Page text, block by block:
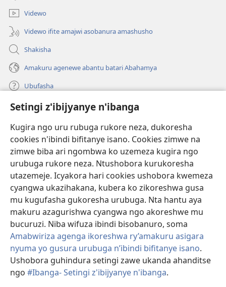
Setingi z'ibijyanye n'ibanga
Kugira ngo uru rubuga rukore neza, dukoresha
cookies n'ibindi bifitanye isano. Cookies zimwe na
zimwe biba ari ngombwa ko uzemeza kugira ngo
urubuga rukore neza. Ntushobora kurukoresha
utazemeje. Icyakora hari cookies ushobora kwemeza
cyangwa ukazihakana, kubera ko zikoreshwa gusa
mu kugufasha gukoresha urubuga. Nta hantu aya
makuru azagurishwa cyangwa ngo akoreshwe mu
bucuruzi. Niba wifuza ibindi bisobanuro, soma
Amabwiriza agenga ikoreshwa ry’amakuru asigara
nyuma yo gusura urubuga n’ibindi bifitanye isano.
Ushobora guhindura setingi zawe ukanda ahanditse
ngo #Ibanga- Setingi z'ibijyanye n'ibanga.
Videwo
Videwo ifite amajwi asobanura amashusho
Shakisha
Amakuru agenewe abantu batari Abahamya
Ubufasha
Gutanga impano
(ifungukire
ahandi)
Isomero ryo kuri interineti rya Watchtower
(ifungukire
ahandi)
JW Hub
(ifungukire
ahandi)
Porogaramu yaJW Library
Watchtower Library
Copyright© 2026 Watch Tower Bible and Tract Society of Pennsylvania.
AMATEGEKO AGENGA IMIKORESHEREZE |IBIJYANYE N'IBANGA
SETINGI Z'IBIJYANYE N'IBANGA